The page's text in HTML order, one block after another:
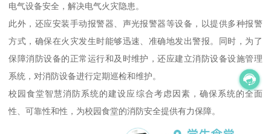
电气设备安全，解决电气火灾隐患。
此外，还应安装手动报警器、声光报警器等设备，以提供多种报警
方式，确保在火灾发生时能够迅速、准确地发出警报。同时，为了
保障消防设备的正常运行和及时维护，还应建立消防设备设施管理
系统，对消防设备进行定期巡检和维护。
校园食堂智慧消防系统的建设应综合考虑因素，确保系统的全面
性、可靠性和性，为校园食堂的消防安全提供有力保障。